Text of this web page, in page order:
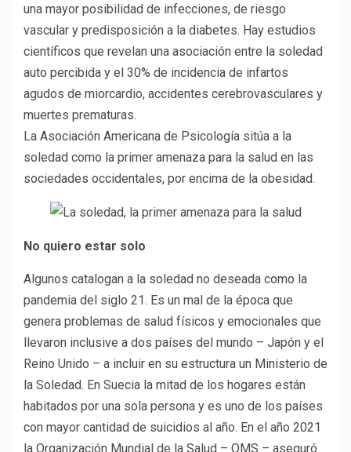
una mayor posibilidad de infecciones, de riesgo
vascular y predisposición a la diabetes. Hay estudios
científicos que revelan una asociación entre la soledad
auto percibida y el 30% de incidencia de infartos
agudos de miorcardio, accidentes cerebrovasculares y
muertes prematuras.
La Asociación Americana de Psicología sitúa a la
soledad como la primer amenaza para la salud en las
sociedades occidentales, por encima de la obesidad.
No quiero estar solo
Algunos catalogan a la soledad no deseada como la
pandemia del siglo 21. Es un mal de la época que
genera problemas de salud físicos y emocionales que
llevaron inclusive a dos países del mundo – Japón y el
Reino Unido – a incluir en su estructura un Ministerio de
la Soledad. En Suecia la mitad de los hogares están
habitados por una sola persona y es uno de los países
con mayor cantidad de suicidios al año. En el año 2021
la Organización Mundial de la Salud – OMS – aseguró